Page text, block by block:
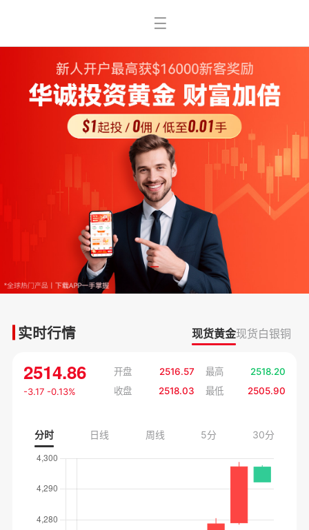
实时行情 现货黄金现货白银铜
2514.86
-3.17 -0.13%
开盘 2516.57 最高
2518.20
收盘
2518.03 最低 2505.90
分时 日线 周线 5分 30分